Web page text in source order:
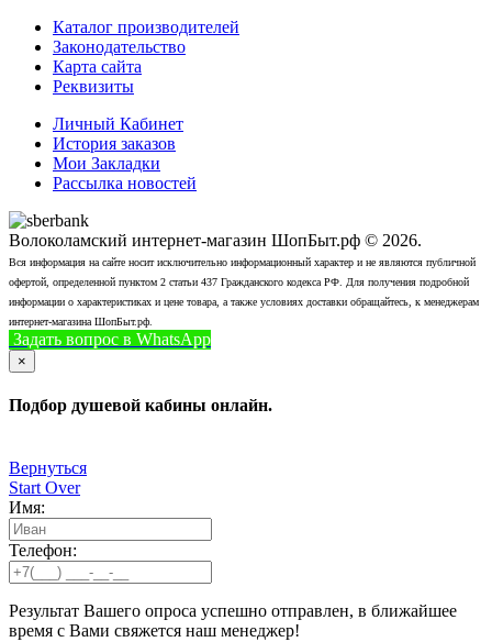
Каталог производителей
Законодательство
Карта сайта
Реквизиты
Личный Кабинет
История заказов
Мои Закладки
Рассылка новостей
Волоколамский интернет-магазин ШопБыт.рф © 2026.
Вся информация на сайте носит исключительно информационный характер и не являются публичной
офертой, определенной пунктом 2 статьи 437 Гражданского кодекса РФ. Для получения подробной
информации о характеристиках и цене товара, а также условиях доставки обращайтесь, к менеджерам
интернет-магазина ШопБыт.рф.
Задать вопрос в WhatsApp
×
Подбор душевой кабины онлайн.
Вернуться
Start Over
Имя:
Телефон:
Результат Вашего опроса успешно отправлен, в ближайшее
время с Вами свяжется наш менеджер!